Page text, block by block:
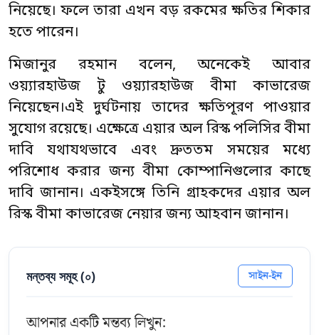
নিয়েছে। ফলে তারা এখন বড় রকমের ক্ষতির শিকার
হতে পারেন।
মিজানুর রহমান বলেন, অনেকেই আবার
ওয়্যারহাউজ টু ওয়্যারহাউজ বীমা কাভারেজ
নিয়েছেন।এই দুর্ঘটনায় তাদের ক্ষতিপূরণ পাওয়ার
সুযোগ রয়েছে। এক্ষেত্রে এয়ার অল রিস্ক পলিসির বীমা
দাবি যথাযথভাবে এবং দ্রুততম সময়ের মধ্যে
পরিশোধ করার জন্য বীমা কোম্পানিগুলোর কাছে
দাবি জানান। একইসঙ্গে তিনি গ্রাহকদের এয়ার অল
রিস্ক বীমা কাভারেজ নেয়ার জন্য আহবান জানান।
মন্তব্য সমূহ (০) সাইন-ইন
আপনার একটি মন্তব্য লিখুন: